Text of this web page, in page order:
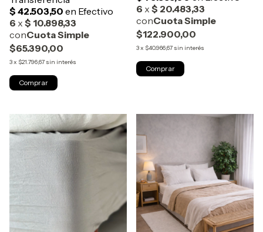
$65.390,00
3x $21.796,67 sin interés
Comprar
$122.900,00
3x $40.966,67 sin interés